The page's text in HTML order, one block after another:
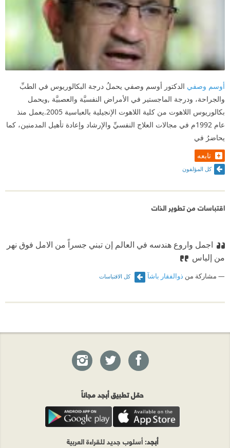
أوسم وصفي الدكتور أوسم وصفي يحملُ درجة البكالوريوس في الطبِّ
والجراحة، ودرجة الماجستير في الأمراض النفسيَّة والعصبيَّة ,ويحمل
بكالوريوس اللاهوت من كلية اللاهوت الإنجيلية بالعباسية 2005.يعمل منذ
عام 1992م في مجالات العلاج النفسيِّ والإرشاد وإعادة تأهيل المدمنين، كما
يحاضرُ في
تابعه
كل المؤلفون
اقتباسات من تطوير الذات
اجمل واروع هندسه في العالم إن تبني جسراً من الامل فوق نهر
من إلياس
مشاركة من ذوالفقار باشآ كل الاقتباسات
حمّل تطبيق أبجد مجاناً
أبجد: أسلوب جديد للقراءة العربية